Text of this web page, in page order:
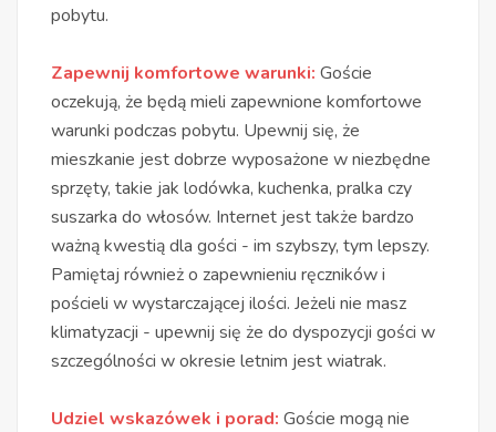
pobytu.
Zapewnij komfortowe warunki: Goście
oczekują, że będą mieli zapewnione komfortowe
warunki podczas pobytu. Upewnij się, że
mieszkanie jest dobrze wyposażone w niezbędne
sprzęty, takie jak lodówka, kuchenka, pralka czy
suszarka do włosów. Internet jest także bardzo
ważną kwestią dla gości - im szybszy, tym lepszy.
Pamiętaj również o zapewnieniu ręczników i
pościeli w wystarczającej ilości. Jeżeli nie masz
klimatyzacji - upewnij się że do dyspozycji gości w
szczególności w okresie letnim jest wiatrak.
Udziel wskazówek i porad: Goście mogą nie